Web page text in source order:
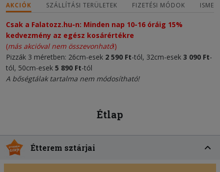
AKCIÓK SZÁLLÍTÁSI TERÜLETEK FIZETÉSI MÓDOK
Csak a Falatozz.hu-n: Minden nap 10-16 óráig 15%
kedvezmény az egész kosárértékre
(más akcióval nem összevonható!)
Pizzák 3 méretben: 26cm-esek 2 590 Ft-tól, 32cm-esek 3 090 Ft-
tól, 50cm-esek 5 890 Ft-tól
A bőségtálak tartalma nem módosítható!
Étlap
Étterem sztárjai